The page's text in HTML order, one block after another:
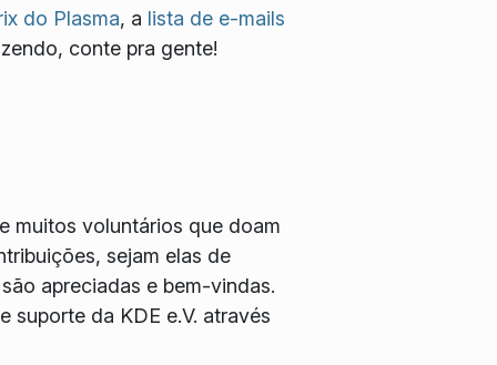
do Plasma, a lista de e-mails
conte pra gente!
muitos voluntários que doam
sejam elas de
apreciadas e bem-vindas.
suporte da KDE e.V. através